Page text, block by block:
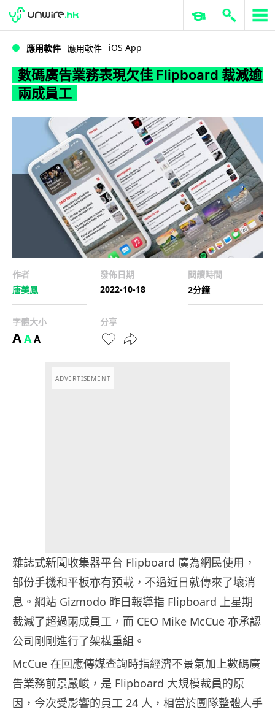
WWDC 2026 ERP 與商業 AI
應用軟件 應用軟件 iOS App
數碼廣告業務表現欠佳 Flipboard 裁減逾
兩成員工
作者
唐美鳳
發佈日期
2022-10-18
閱讀時間
2分鐘
字體大小
AAA
分享
ADVERTISEMENT
雜誌式新聞收集器平台 Flipboard 廣為網民使用，
部份手機和平板亦有預載，不過近日就傳來了壞消
息。網站 Gizmodo 昨日報導指 Flipboard 上星期
裁減了超過兩成員工，而 CEO Mike McCue 亦承認
公司剛剛進行了架構重組。
McCue 在回應傳媒查詢時指經濟不景氣加上數碼廣
告業務前景嚴峻，是 Flipboard 大規模裁員的原
因，今次受影響的員工 24 人，相當於團隊整體人手